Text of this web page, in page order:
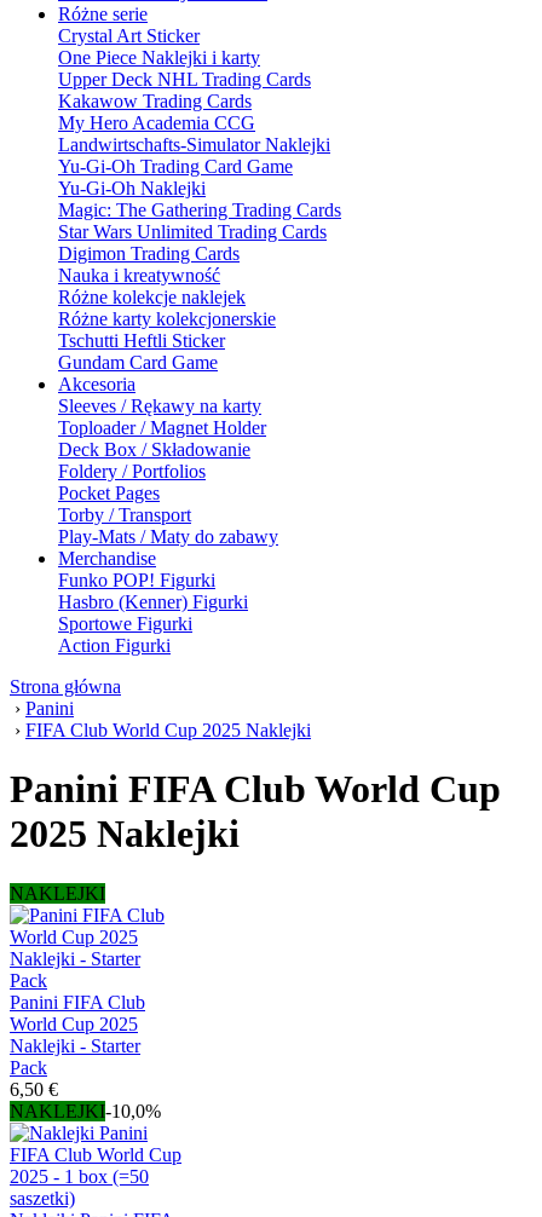
Różne serie
Crystal Art Sticker
One Piece Naklejki i karty
Upper Deck NHL Trading Cards
Kakawow Trading Cards
My Hero Academia CCG
Landwirtschafts-Simulator Naklejki
Yu-Gi-Oh Trading Card Game
Yu-Gi-Oh Naklejki
Magic: The Gathering Trading Cards
Star Wars Unlimited Trading Cards
Digimon Trading Cards
Nauka i kreatywność
Różne kolekcje naklejek
Różne karty kolekcjonerskie
Tschutti Heftli Sticker
Gundam Card Game
Akcesoria
Sleeves / Rękawy na karty
Toploader / Magnet Holder
Deck Box / Składowanie
Foldery / Portfolios
Pocket Pages
Torby / Transport
Play-Mats / Maty do zabawy
Merchandise
Funko POP! Figurki
Hasbro (Kenner) Figurki
Sportowe Figurki
Action Figurki
Strona główna
› Panini
› FIFA Club World Cup 2025 Naklejki
Panini FIFA Club World Cup
2025 Naklejki
NAKLEJKI
Panini FIFA Club
World Cup 2025
Naklejki - Starter
Pack
6,50 €
NAKLEJKI-10,0%